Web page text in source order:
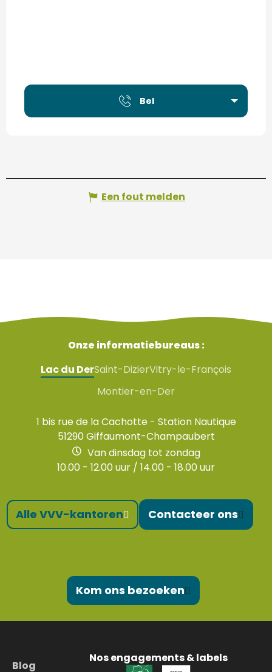
Bel
Een fout melden
Onze informatiebureaus :
Lac du DerSaint-DizierVitry-le-François
Montier-en-Der
1 bis rue de la Cachotte - Station Nautique
51290 Giffaumont-Champaubert
Van dinsdag tot zondag
10.00 - 12.00 uur / 14.00 - 18.00 uur
Alle VVV-kantoren Contacteer ons
Kom ons bezoeken
Blog
Nos engagements & labels